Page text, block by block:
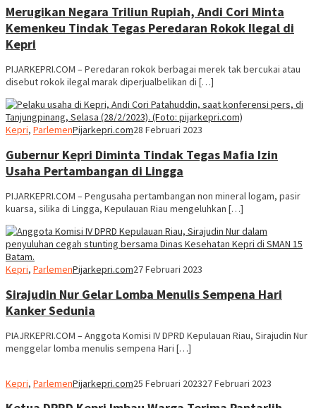
Merugikan Negara Triliun Rupiah, Andi Cori Minta
Kemenkeu Tindak Tegas Peredaran Rokok Ilegal di
Kepri
PIJARKEPRI.COM – Peredaran rokok berbagai merek tak bercukai atau
disebut rokok ilegal marak diperjualbelikan di […]
Kepri, ParlemenPijarkepri.com28 Februari 2023
Gubernur Kepri Diminta Tindak Tegas Mafia Izin
Usaha Pertambangan di Lingga
PIJARKEPRI.COM – Pengusaha pertambangan non mineral logam, pasir
kuarsa, silika di Lingga, Kepulauan Riau mengeluhkan […]
Kepri, ParlemenPijarkepri.com27 Februari 2023
Sirajudin Nur Gelar Lomba Menulis Sempena Hari
Kanker Sedunia
PIAJRKEPRI.COM – Anggota Komisi IV DPRD Kepulauan Riau, Sirajudin Nur
menggelar lomba menulis sempena Hari […]
Kepri, ParlemenPijarkepri.com25 Februari 202327 Februari 2023